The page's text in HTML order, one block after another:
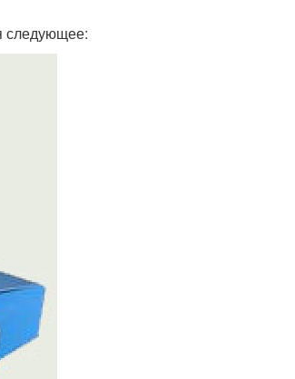
следующее: